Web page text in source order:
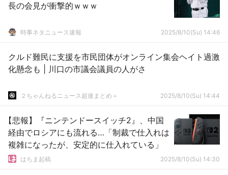
長の会見が衝撃的ｗｗｗ
時事ネタニュース速報 2025/8/10(Su) 14:46
クルド難民に支援を市民団体がオンライン集会ヘイト過激
化懸念も | 川口の市議会議員の人がさ
２ちゃんねるニュース超速まとめ＋ 2025/8/10(Su) 14:44
【悲報】『ニンテンドースイッチ2』、中国
経由でロシアにも流れる…「制裁で仕入れは
複雑になったが、安定的に仕入れている」
はちま起稿 2025/8/10(Su) 14:30